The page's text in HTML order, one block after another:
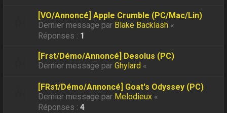
[VO/Annoncé] Apple Crumble (PC/Mac/Lin)
Dernier message par Blake Backlash «
Réponses : 1
[Frst/Démo/Annoncé] Desolus (PC)
Dernier message parGhylard «
[FRst/Démo/Annoncé] Goat's Odyssey (PC)
Dernier message par Melodieux «
Réponses :4